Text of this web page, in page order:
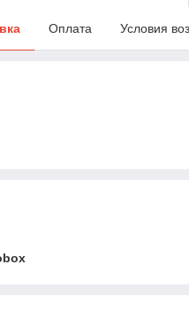
Оплата Условия